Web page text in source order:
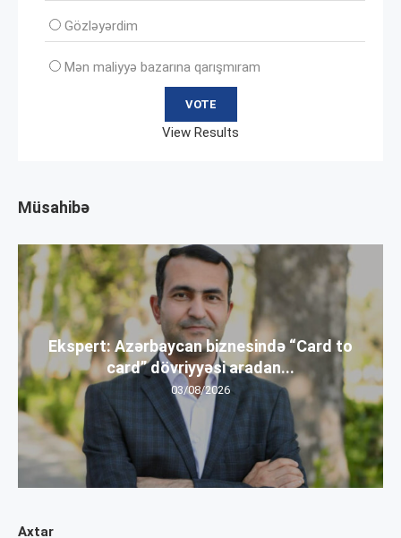
Axtar
Gözləyərdim
Mən maliyyə bazarına qarışmıram
View Results
Müsahibə
Ekspert: Azərbaycan biznesində “Card to
card” dövriyyəsi aradan...
03/08/2026